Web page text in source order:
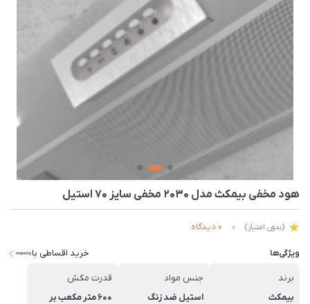
هود مخفی بیمکث مدل 2030 مخفی سایز 70 استیل
(بدون امتیاز) 0 دیدگاه
ویژگی‌ها خرید اقساطی با
برند
بیمکث
جنس مواد
استیل ضد زنگ
قدرت مکش
600 متر مکعب بر